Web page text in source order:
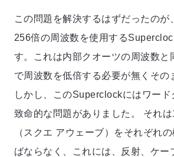
この問題を解決するはずだったのが
256倍の周波数を使用する
す。これは内部クオーツの周波数と
で周波数を低倍する必要が無くその
しかし、このSuperclockにはワード
致命的な問題がありました。 それ
（スクエ アウェーブ）をそれぞれ
ばならなく、これには、反射、ケー